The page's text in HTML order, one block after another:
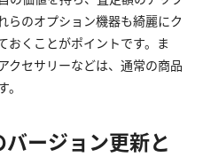
らのオプション機器も綺麗にク
おくことがポイントです。ま
クセサリーなどは、通常の商品
ージョン更新と